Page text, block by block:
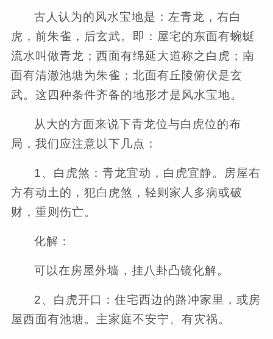
古人认为的风水宝地是：左青龙，右白
虎，前朱雀，后玄武。即：屋宅的东面有蜿蜒
流水叫做青龙；西面有绵延大道称之白虎；南
面有清澈池塘为朱雀；北面有丘陵俯伏是玄
武。这四种条件齐备的地形才是风水宝地。
从大的方面来说下青龙位与白虎位的布
局，我们应注意以下几点：
1、白虎煞：青龙宜动，白虎宜静。房屋右
方有动土的，犯白虎煞，轻则家人多病或破
财，重则伤亡。
化解：
可以在房屋外墙，挂八卦凸镜化解。
2、白虎开口：住宅西边的路冲家里，或房
屋西面有池塘。主家庭不安宁、有灾祸。